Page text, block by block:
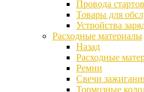
Провода
Товары для
Устройства
Расходные материалы
Назад
Расходные
Ремни
Свечи
Тормозные